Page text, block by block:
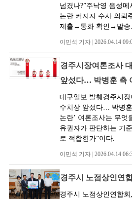
넘겼나?”주낙영 음성
논란 커지자 수사 의뢰
제출→통화 확인→발
이민석 기자 | 2026.04.14
경주시장여론조사
앞섰다… 박병훈 측
대구일보 발췌경주시
수치상 앞섰다… 박병
논란’ 여론조사는 무엇
유권자가 판단하는 기
로 적합한가”이다.
이민석 기자 | 2026.04.14
경주시 노점상인연
경주시 노점상인연합